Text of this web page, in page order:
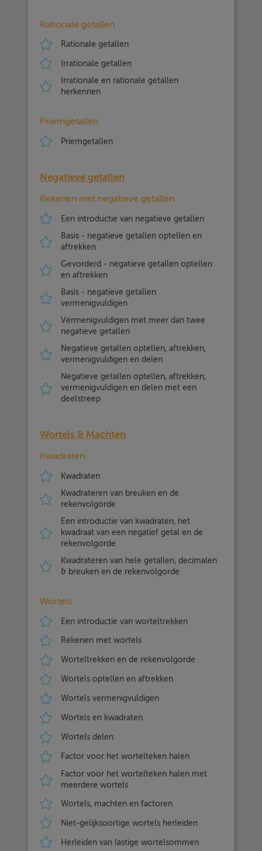
Rationale getallen
Rationale getallen
Irrationale getallen
Irrationale en rationale getallen
herkennen
Priemgetallen
Priemgetallen
Negatieve getallen
Rekenen met negatieve getallen
Een introductie van negatieve getallen
Basis - negatieve getallen optellen en
aftrekken
Gevorderd - negatieve getallen optellen
en aftrekken
Basis - negatieve getallen
vermenigvuldigen
Vermenigvuldigen met meer dan twee
negatieve getallen
Negatieve getallen optellen, aftrekken,
vermenigvuldigen en delen
Negatieve getallen optellen, aftrekken,
vermenigvuldigen en delen met een
deelstreep
Wortels & Machten
Kwadraten
Kwadraten
Kwadrateren van breuken en de
rekenvolgorde
Een introductie van kwadraten, het
kwadraat van een negatief getal en de
rekenvolgorde
Kwadrateren van hele getallen, decimalen
& breuken en de rekenvolgorde
Wortels
Een introductie van worteltrekken
Rekenen met wortels
Worteltrekken en de rekenvolgorde
Wortels optellen en aftrekken
Wortels vermenigvuldigen
Wortels en kwadraten
Wortels delen
Factor voor het wortelteken halen
Factor voor het wortelteken halen met
meerdere wortels
Wortels, machten en factoren
Niet-gelijksoortige wortels herleiden
Herleiden van lastige wortelsommen